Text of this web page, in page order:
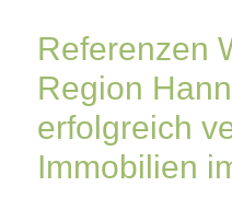
Referenzen
Region
erfolgreich
Immobilien